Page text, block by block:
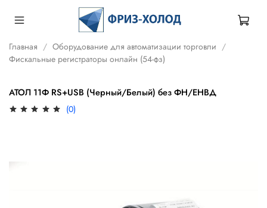
Главная
Оборудование для автоматизации торговли
Фискальные регистраторы онлайн (54-фз)
АТОЛ 11Ф RS+USB (Черный/Белый) без ФН/ЕНВД
(0)